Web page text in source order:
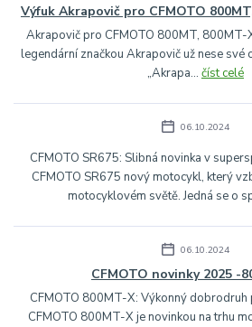
Výfuk Akrapovič pro CFMOTO
Akrapovič pro CFMOTO 800MT,
legendární značkou Akrapovič už nese své
„Akrapa... číst celé
06.10.2024
CFMOTO SR675: Slibná novinka v
CFMOTO SR675 nový motocykl, který
motocyklovém světě. Jedná se o
06.10.2024
CFMOTO novinky 2025 -
CFMOTO 800MT-X: Výkonný dobrodruh
CFMOTO 800MT-X je novinkou na trhu